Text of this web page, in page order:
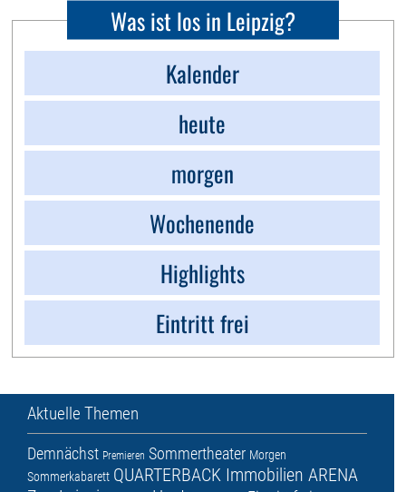
Was ist los in Leipzig?
Kalender
heute
morgen
Wochenende
Highlights
Eintritt frei
Aktuelle Themen
Demnächst Premieren Sommertheater Morgen
Sommerkabarett QUARTERBACK Immobilien ARENA